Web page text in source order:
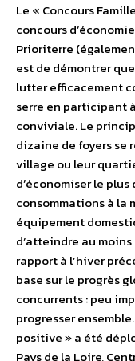
Le « Concours
concours
Prioriterre
est de démontrer
lutter efficacement
serre en participant
conviviale. Le
dizaine de foyers se
village ou leur
d’économiser le
consommations à la
équipement
d’atteindre au moins
rapport à l’hiver
base sur le progrès
concurrents : peu
progresser
positive » a été
Pays de la Loire,